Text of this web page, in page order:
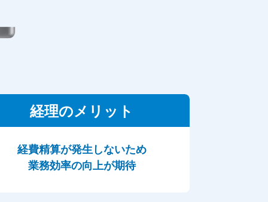
経理のメリット
経費精算が発生しないため
業務効率の向上が期待